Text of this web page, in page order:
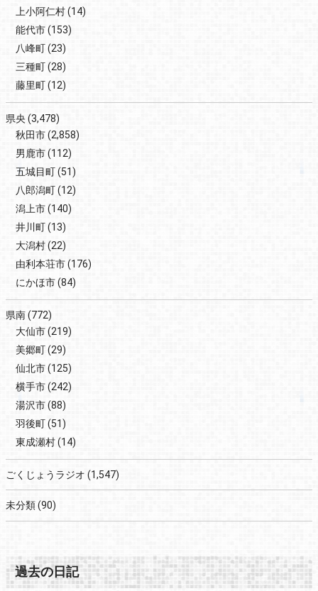
上小阿仁村(14)
能代市(153)
八峰町(23)
三種町(28)
藤里町(12)
県央(3,478)
秋田市(2,858)
男鹿市(112)
五城目町(51)
八郎潟町(12)
潟上市(140)
井川町(13)
大潟村(22)
由利本荘市(176)
にかほ市(84)
県南(772)
大仙市(219)
美郷町(29)
仙北市(125)
横手市(242)
湯沢市(88)
羽後町(51)
東成瀬村(14)
ごくじょうラジオ (1,547)
未分類(90)
過去の日記